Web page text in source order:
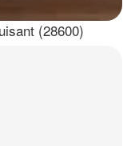
(28600)